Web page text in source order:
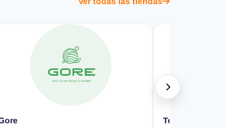
Termo & Co.